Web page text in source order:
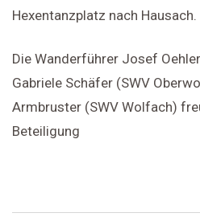
Hexentanzplatz nach Hausach.
Die Wanderführer Josef
Gabriele Schäfer (SWV
Armbruster (SWV Wolfach)
Beteiligung